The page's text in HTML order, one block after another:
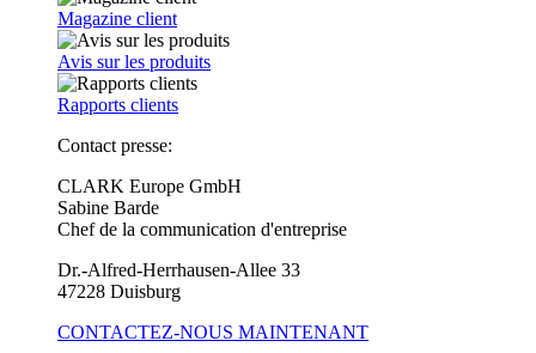
Magazine client
Avis sur les produits
Rapports clients
Contact presse:
CLARK Europe GmbH
Sabine Barde
Chef de la communication d'entreprise
Dr.-Alfred-Herrhausen-Allee 33
47228 Duisburg
CONTACTEZ-NOUS MAINTENANT